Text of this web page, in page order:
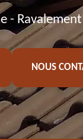
-
NOUS